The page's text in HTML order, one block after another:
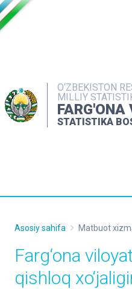
O‘ZBEKISTON
MILLIY
FARG'ONA
STATISTIKA
Asosiy sahifa Matbuot
Farg‘ona
qishloq